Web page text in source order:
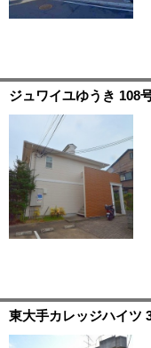
ジュワイユゆうき 108
東大手カレッジハイツ